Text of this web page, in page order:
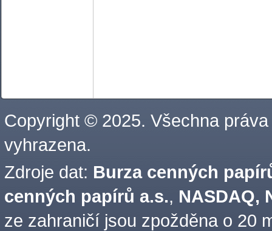
Copyright © 2025. Všechna práva
vyhrazena.
Zdroje dat: Burza cenných
cenných papírů a.s., NASDAQ,
ze zahraničí jsou zpožděna o 20